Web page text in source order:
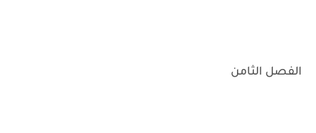
الفصل الثامن